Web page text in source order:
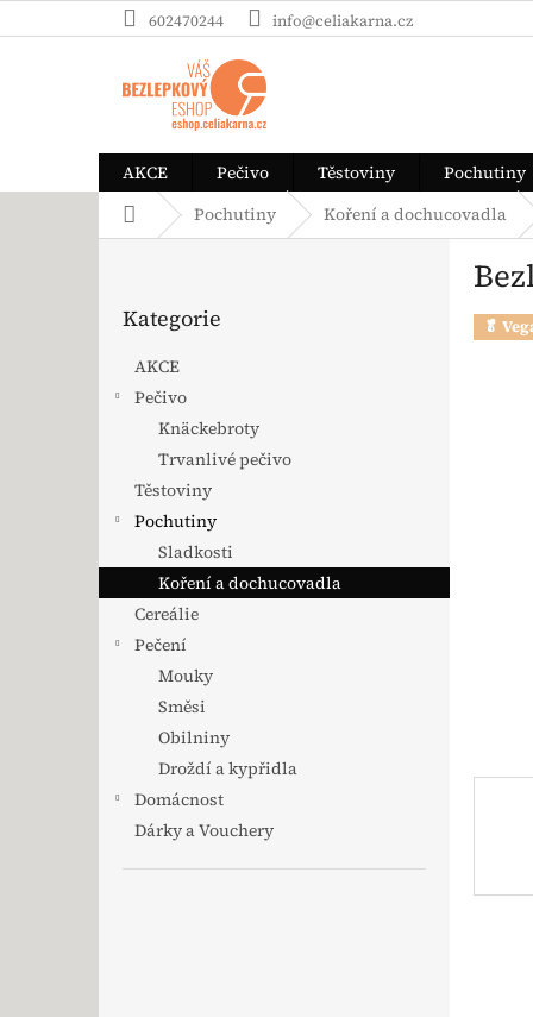
602470244 info@celiakarna.cz
AKCE Pečivo Těstoviny
Pochutiny
Domů Pochutiny Koření a dochucovadla
Kategorie
AKCE
Pečivo
Knäckebroty
Trvanlivé pečivo
Těstoviny
Pochutiny
Sladkosti
Koření a dochucovadla
Cereálie
Pečení
Mouky
Směsi
Obilniny
Droždí a kypřidla
Domácnost
Dárky a Vouchery
🥬